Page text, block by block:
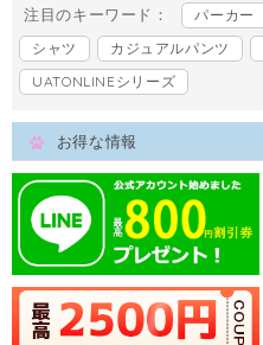
注目のキーワード： パーカー
シャツ
カジュアルパンツ
UATONLINEシリーズ
お得な情報